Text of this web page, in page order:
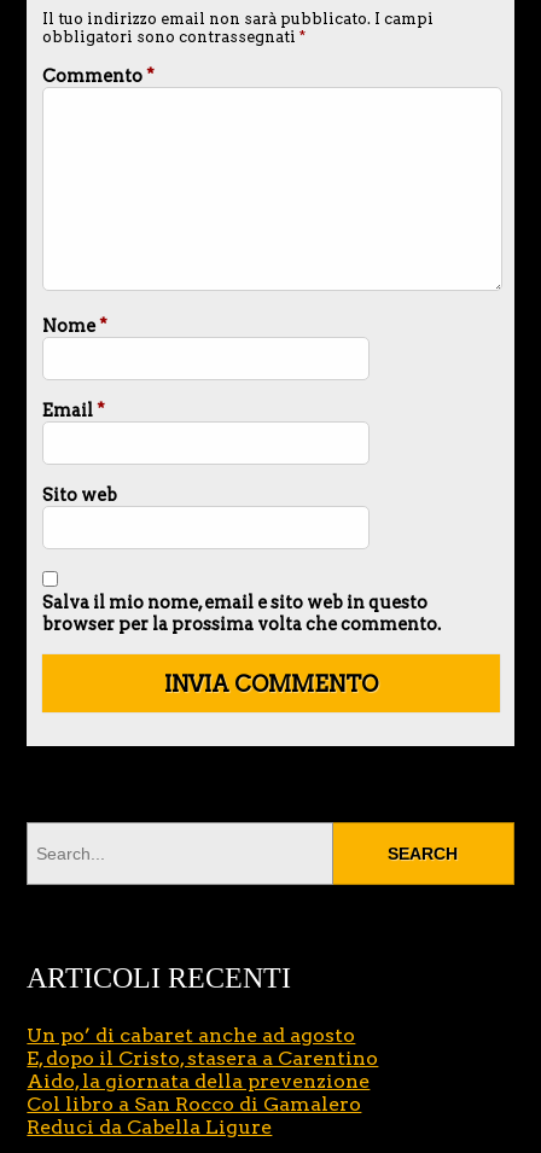
Il tuo indirizzo email non sarà pubblicato. I campi
obbligatori sono contrassegnati *
Commento*
Nome*
Email*
Sito web
Salva il mio nome, email e sito web in questo
browser per la prossima volta che commento.
ARTICOLI RECENTI
Un po’ di cabaret anche ad agosto
E, dopo il Cristo, stasera a Carentino
Aido, la giornata della prevenzione
Col libro a San Rocco di Gamalero
Reduci da Cabella Ligure